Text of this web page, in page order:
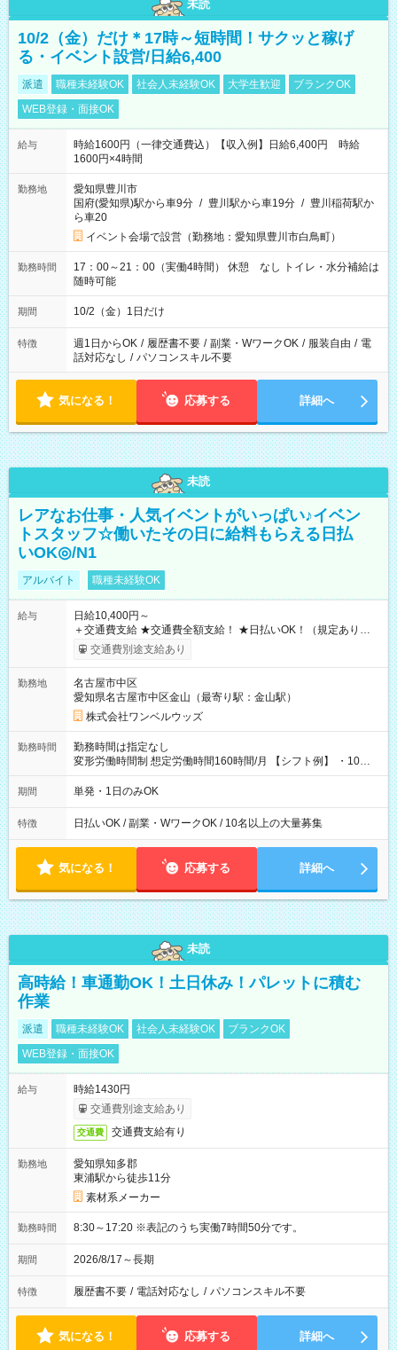
未読
10/2（金）だけ＊17時～短時間！サクッと稼げ
る・イベント設営/日給6,400
派遣 職種未経験OK 社会人未経験OK 大学生歓迎
ブランクOK
WEB登録・面接OK
給与
時給1600円（一律交通費込）【収入例】日給6,400円 時給
1600円×4時間
勤務地
愛知県豊川市
国府(愛知県)駅から車9分 / 豊川駅から車19分 / 豊川稲荷駅か
ら車20
イベント会場で設営（勤務地：愛知県豊川市白鳥町）
勤務時間
17：00～21：00（実働4時間） 休憩 なし トイレ・水分補給は
随時可能
期間 10/2（金）1日だけ
特徴 週1日からOK / 履歴書不要 / 副業・WワークOK / 服装自由 / 電
話対応なし / パソコンスキル不要
気になる！ 応募する 詳細へ
未読
レアなお仕事・人気イベントがいっぱい♪イベン
トスタッフ☆働いたその日に給料もらえる日払
いOK◎/N1
アルバイト 職種未経験OK
給与
日給10,400円～
＋交通費支給 ★交通費全額支給！ ★日払いOK！（規定あり） ┗
働いたその日に現金GET♪ お仕事後はコンビニATMから 日払
交通費別途支給あり
勤務地
名古屋市中区
愛知県名古屋市中区金山（最寄り駅：金山駅）
株式会社ワンベルウッズ
勤務時間
勤務時間は指定なし
変形労働時間制 想定労働時間160時間/月 【シフト例】 ・10：
00～20：00
期間 単発・1日のみOK
特徴 日払いOK / 副業・WワークOK / 10名以上の大量募集
気になる！ 応募する 詳細へ
未読
高時給！車通勤OK！土日休み！パレットに積む
作業
派遣 職種未経験OK 社会人未経験OK
ブランクOK
WEB登録・面接OK
給与
時給1430円
交通費別途支給あり
交通費 交通費支給有り
勤務地
愛知県知多郡
東浦駅から徒歩11分
素材系メーカー
勤務時間 8:30～17:20 ※表記のうち実働7時間50分です。
期間 2026/8/17～長期
特徴 履歴書不要 / 電話対応なし / パソコンスキル不要
気になる！ 応募する 詳細へ